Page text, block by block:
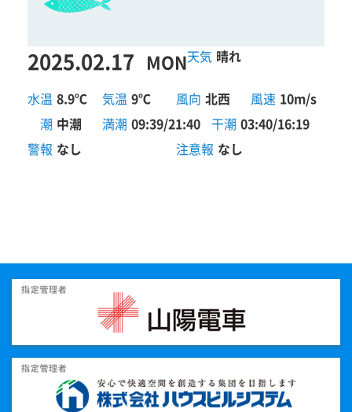
2025.02.17 MON 晴れ
水温 8.9℃ 気温 9℃ 風向 北西 風速 10m/s
潮 中潮 満潮 09:39/21:40 干潮 03:40/16:19
警報 なし 注意報 なし